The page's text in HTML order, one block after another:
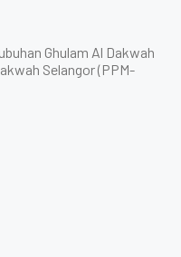
Ghulam Al Dakwah
Selangor (PPM-